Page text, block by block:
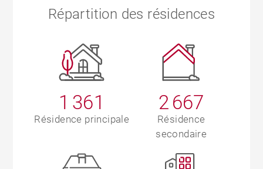
Répartition des résidences
1 361
Résidence principale
2 667
Résidence
secondaire